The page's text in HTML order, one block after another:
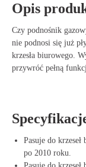
Opis
Czy podnośnik
nie podnosi się już
krzesła biurowego.
przywróć pełną
Pasuje do
po 2010 roku.